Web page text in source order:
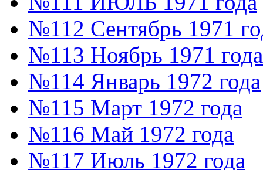
№112 Сентябрь 1971
№113 Ноябрь 1971 года
№114 Январь 1972 года
№115 Март 1972 года
№116 Май 1972 года
№117 Июль 1972 года